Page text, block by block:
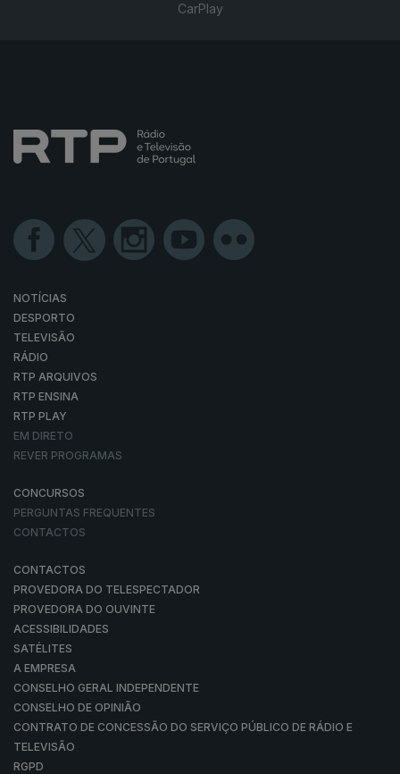
CarPlay
NOTÍCIAS
DESPORTO
TELEVISÃO
RÁDIO
RTP ARQUIVOS
RTP ENSINA
RTP PLAY
EM DIRETO
REVER PROGRAMAS
CONCURSOS
PERGUNTAS FREQUENTES
CONTACTOS
CONTACTOS
PROVEDORA DO TELESPECTADOR
PROVEDORA DO OUVINTE
ACESSIBILIDADES
SATÉLITES
A EMPRESA
CONSELHO GERAL INDEPENDENTE
CONSELHO DE OPINIÃO
CONTRATO DE CONCESSÃO DO SERVIÇO PÚBLICO DE RÁDIO E
TELEVISÃO
RGPD